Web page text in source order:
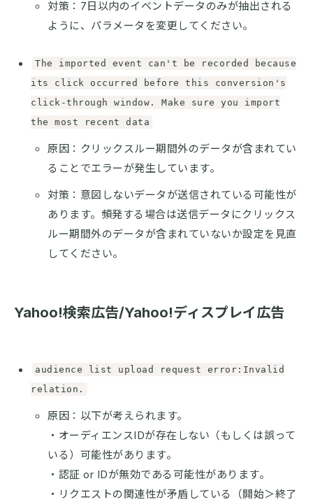
対策：7日以内のイベントデータのみが抽出される
ように、パラメータを変更してください。
The imported event can't be recorded because
its click occurred before this conversion's
click-through window. Make sure you import
the most recent data
原因：クリックスルー期間外のデータが含まれてい
ることでエラーが発生しています。
対策：意図しないデータが送信されている可能性が
あります。頻発する場合は送信データにクリックス
ルー期間外のデータが含まれていないか設定を見直
してください。
Yahoo!検索広告/Yahoo!ディスプレイ広告
audience list upload request error:Invalid
relation.
原因：以下が考えられます。
・オーディエンスIDが存在しない（もしくは誤って
いる）可能性があります。
・認証 or IDが無効である可能性があります。
・リクエストの関連性が矛盾している（開始＞終了